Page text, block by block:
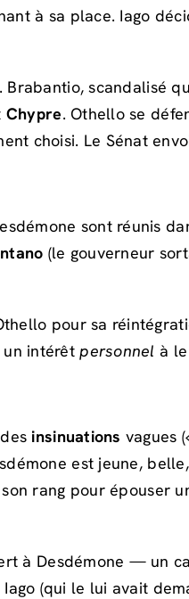
à sa place. Iago
scandalisé
Chypre. Othello se
choisi. Le Sénat
sont réunis
(le gouverneur
pour sa
un intérêtpersonnel à
insinuations vagues
est jeune,
rang pour épouser
à Desdémone — un
(qui le lui avait